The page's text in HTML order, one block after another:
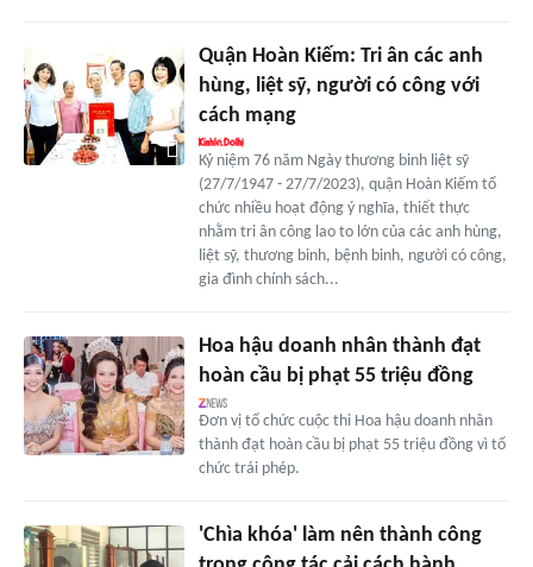
Quận Hoàn Kiếm: Tri ân các anh
hùng, liệt sỹ, người có công với
cách mạng
Kỷ niệm 76 năm Ngày thương binh liệt sỹ
(27/7/1947 - 27/7/2023), quận Hoàn Kiếm tổ
chức nhiều hoạt động ý nghĩa, thiết thực
nhằm tri ân công lao to lớn của các anh hùng,
liệt sỹ, thương binh, bệnh binh, người có công,
gia đình chính sách...
Hoa hậu doanh nhân thành đạt
hoàn cầu bị phạt 55 triệu đồng
Đơn vị tổ chức cuộc thi Hoa hậu doanh nhân
thành đạt hoàn cầu bị phạt 55 triệu đồng vì tổ
chức trái phép.
'Chìa khóa' làm nên thành công